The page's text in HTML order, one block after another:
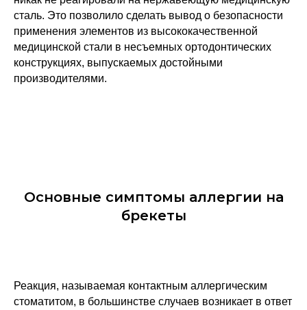
сталь. Это позволило сделать вывод о безопасности
применения элементов из высококачественной
медицинской стали в несъемных ортодонтических
конструкциях, выпускаемых достойными
производителями.
Основные симптомы аллергии на
брекеты
Реакция, называемая контактным аллергическим
стоматитом, в большинстве случаев возникает в ответ